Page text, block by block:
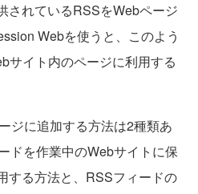
されているRSSをWebページ
Webを使うと、このよう
サイト内のページに利用する
ジに追加する方法は2種類あ
ドを作業中のWebサイトに保
する方法と、RSSフィードの